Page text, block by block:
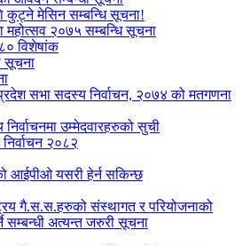
कुट्ने मेसिन सम्बन्धि सूचना!
महोत्सव २०७५ सम्बन्धि सूचना
विशेषांक
सूचना
सभा सदस्य निर्वाचन, २०७४ को मतगणना
उम्मेदवारहरुको सुची
२०८२
आईपीओ यसरी हेर्न सकिन्छ
गै.स.स.हरुको संस्थागत र परियोजनाको
सम्बन्धी अत्यन्त जरुरी सूचना